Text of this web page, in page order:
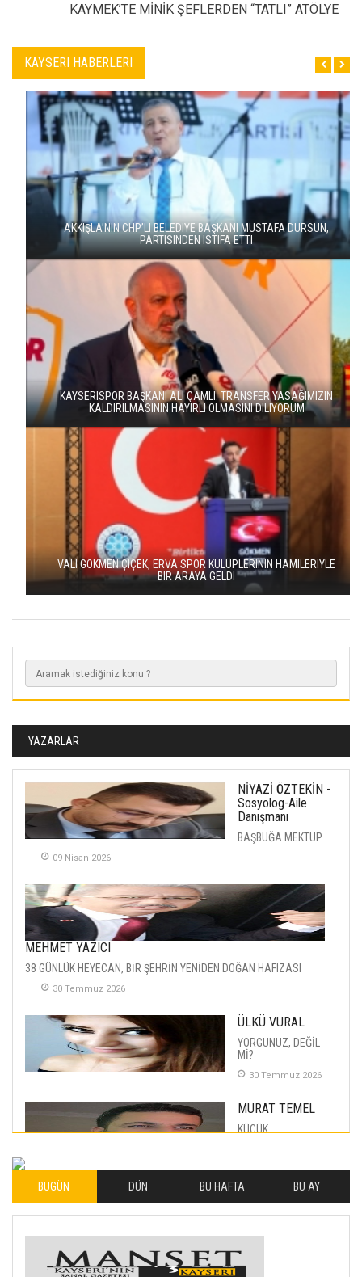
KAYMEK’TE MİNİK ŞEFLERDEN “TATLI” ATÖLYE
KAYSERI HABERLERI
AKKIŞLA’NIN CHP’LI BELEDIYE BAŞKANI MUSTAFA DURSUN,
PARTISINDEN ISTIFA ETTI
KAYSERISPOR BAŞKANI ALI ÇAMLI: TRANSFER YASAĞIMIZIN
KALDIRILMASININ HAYIRLI OLMASINI DILIYORUM
VALI GÖKMEN ÇIÇEK, ERVA SPOR KULÜPLERININ HAMILERIYLE
BIR ARAYA GELDI
YAZARLAR
NİYAZİ ÖZTEKİN -
Sosyolog-Aile
Danışmanı
BAŞBUĞA MEKTUP
09 Nisan 2026
MEHMET YAZICI
38 GÜNLÜK HEYECAN, BİR ŞEHRİN YENİDEN DOĞAN HAFIZASI
30 Temmuz 2026
ÜLKÜ VURAL
YORGUNUZ, DEĞİL
Mİ?
30 Temmuz 2026
MURAT TEMEL
KÜÇÜK
İLHAN YILMAZ
SOFRADA AYRIMCILIK
BUGÜN DÜN BU HAFTA BU AY